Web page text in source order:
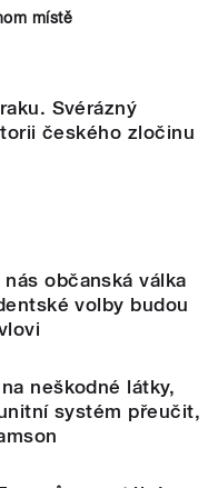
místě
Svérázný
českého zločinu
občanská válka
volby budou
neškodné látky,
systém přeučit,